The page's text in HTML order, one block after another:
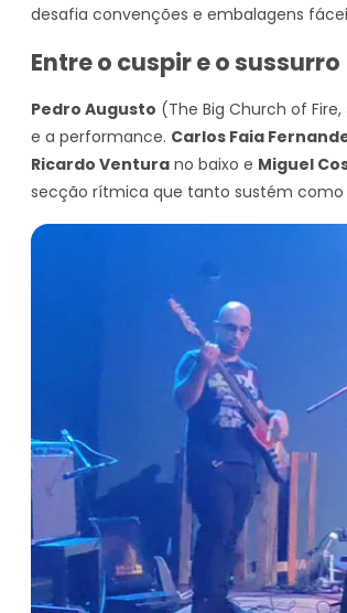
desafia convenções e embalagens
Entre o cuspir e o sussurro
Pedro Augusto (The Big Church of
e a performance. Carlos Faia
Ricardo Ventura no baixo e Miguel
secção rítmica que tanto sustém como